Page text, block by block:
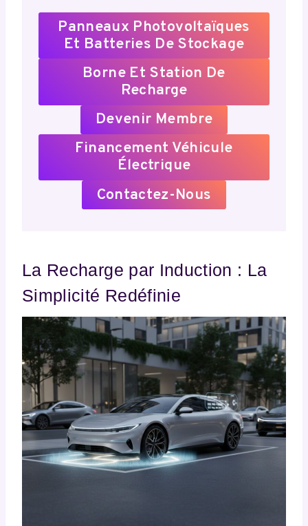
Panneaux Photovoltaïques
Et Batteries De Stockage
Borne Et Station De
Recharge
Devenir Membre
Financement Véhicule
Électrique
Contactez-Nous
La Recharge par Induction : La
Simplicité Redéfinie